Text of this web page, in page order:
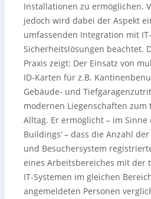
Installationen zu ermöglichen.
jedoch wird dabei der Aspekt
umfassenden Integration mit IT-
Sicherheitslösungen beachtet.
Praxis zeigt: Der Einsatz von
ID-Karten für z.B.
Gebäude- und
modernen Liegenschaften zum
Alltag. Er ermöglicht – im Sinne
Buildings‘ – dass die Anzahl
und Besuchersystem
eines Arbeitsbereiches mit der
IT-Systemen im gleichen
angemeldeten Personen